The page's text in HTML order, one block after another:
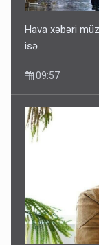
Hava xəbəri
isə…
09:57